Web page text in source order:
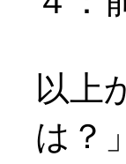
以上
は？